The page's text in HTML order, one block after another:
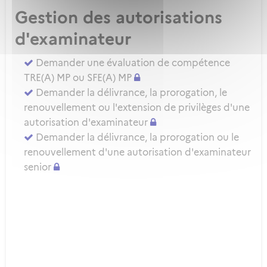
Gestion des autorisations
d'examinateur
Demander une évaluation de compétence
TRE(A) MP ou SFE(A) MP
Demander la délivrance, la prorogation, le
renouvellement ou l'extension de privilèges d'une
autorisation d'examinateur
Demander la délivrance, la prorogation ou le
renouvellement d'une autorisation d'examinateur
senior